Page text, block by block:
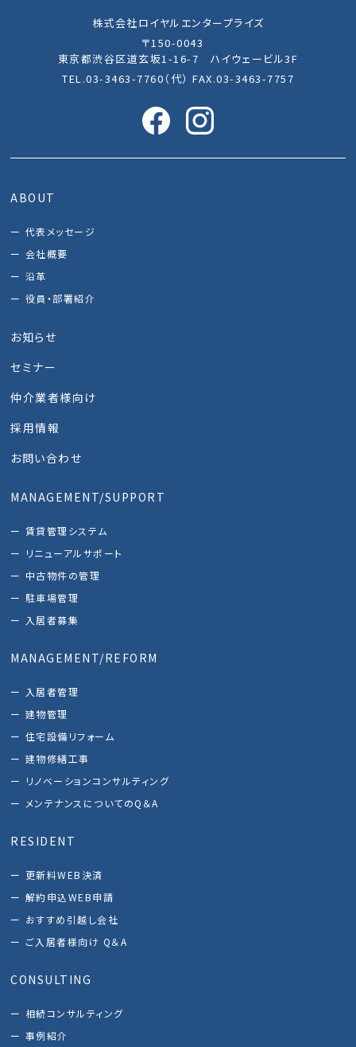
株式会社ロイヤルエンタープライズ
〒150-0043
東京都渋谷区道玄坂1-16-7 ハイウェービル3F
TEL.03-3463-7760（代） FAX.03-3463-7757
ABOUT
代表メッセージ
会社概要
沿革
役員・部署紹介
お知らせ
セミナー
仲介業者様向け
採用情報
お問い合わせ
MANAGEMENT/SUPPORT
賃貸管理システム
リニューアルサポート
中古物件の管理
駐車場管理
入居者募集
MANAGEMENT/REFORM
入居者管理
建物管理
住宅設備リフォーム
建物修繕工事
リノベーションコンサルティング
メンテナンスについてのQ＆A
RESIDENT
更新料WEB決済
解約申込WEB申請
おすすめ引越し会社
ご入居者様向け Q＆A
CONSULTING
相続コンサルティング
事例紹介